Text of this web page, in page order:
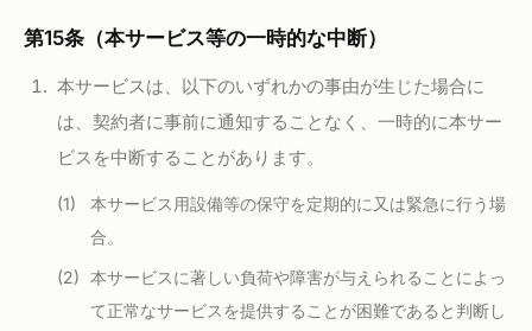
第15条（本サービス等の一時的な中断）
本サービスは、以下のいずれかの事由が生じた場合に
は、契約者に事前に通知することなく、一時的に本サー
ビスを中断することがあります。
本サービス用設備等の保守を定期的に又は緊急に行う場
合。
本サービスに著しい負荷や障害が与えられることによっ
て正常なサービスを提供することが困難であると判断し